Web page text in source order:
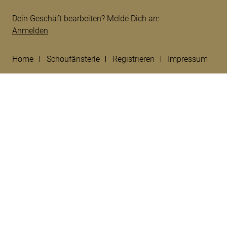
Dein Geschäft bearbeiten? Melde Dich an:
Anmelden
Home Schoufänsterle Registrieren Impressum